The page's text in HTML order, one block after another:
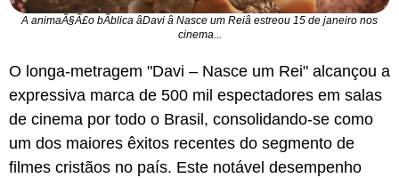
A animaÃ§Ã£o bÃ­blica âDavi â Nasce um Reiâ estreou 15 de janeiro nos
cinema...
O longa-metragem "Davi – Nasce um Rei" alcançou a
expressiva marca de 500 mil espectadores em salas
de cinema por todo o Brasil, consolidando-se como
um dos maiores êxitos recentes do segmento de
filmes cristãos no país. Este notável desempenho